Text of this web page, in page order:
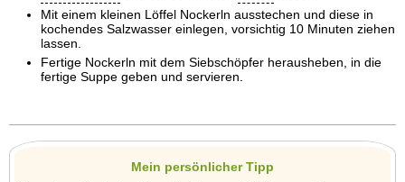
Mit einem kleinen Löffel Nockerln ausstechen und diese in
kochendes Salzwasser einlegen, vorsichtig 10 Minuten ziehen
lassen.
Fertige Nockerln mit dem Siebschöpfer herausheben, in die
fertige Suppe geben und servieren.
Mein persönlicher Tipp